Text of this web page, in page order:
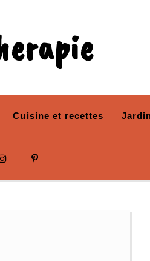
Cuisine et recettes